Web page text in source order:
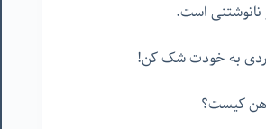
نانوشتنی است.
به خودت شک کن!
کیست؟